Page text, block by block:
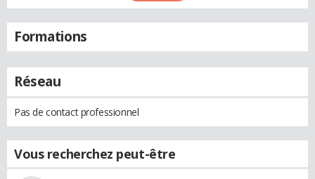
Formations
Réseau
Pas de contact professionnel
Vous recherchez peut-être